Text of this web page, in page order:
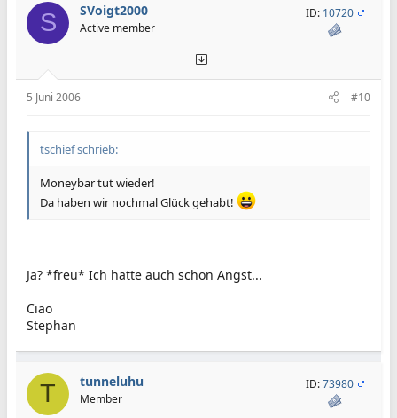
S SVoigt2000
Active member
ID: 10720
5 Juni 2006 #10
tschief schrieb:
Moneybar tut wieder!
Da haben wir nochmal Glück gehabt!
Ja? *freu* Ich hatte auch schon Angst...
Ciao
Stephan
T tunneluhu
Member
ID:73980